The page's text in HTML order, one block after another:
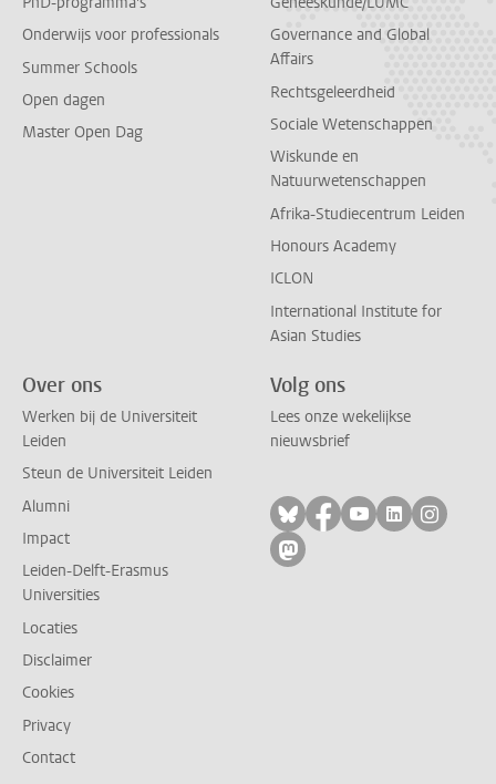
Onderwijs voor professionals
Summer Schools
Open dagen
Master Open Dag
Governance and Global
Affairs
Rechtsgeleerdheid
Sociale Wetenschappen
Wiskunde en
Natuurwetenschappen
Afrika-Studiecentrum Leiden
Honours Academy
ICLON
International Institute for
Asian Studies
Over ons
Werken bij de Universiteit
Leiden
Steun de Universiteit Leiden
Alumni
Impact
Leiden-Delft-Erasmus
Universities
Locaties
Disclaimer
Cookies
Privacy
Contact
Volg ons
Lees onze wekelijkse
nieuwsbrief
Volg ons op bluesky
Volg ons op
Volg ons op
Volg ons
Volg
Volg ons op mastodon